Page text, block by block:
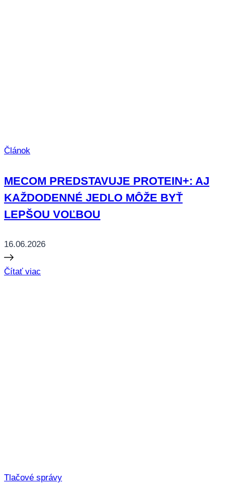
Článok
MECOM PREDSTAVUJE PROTEIN+: AJ
KAŽDODENNÉ JEDLO MÔŽE BYŤ
LEPŠOU VOĽBOU
16.06.2026
Čítať viac
Tlačové správy